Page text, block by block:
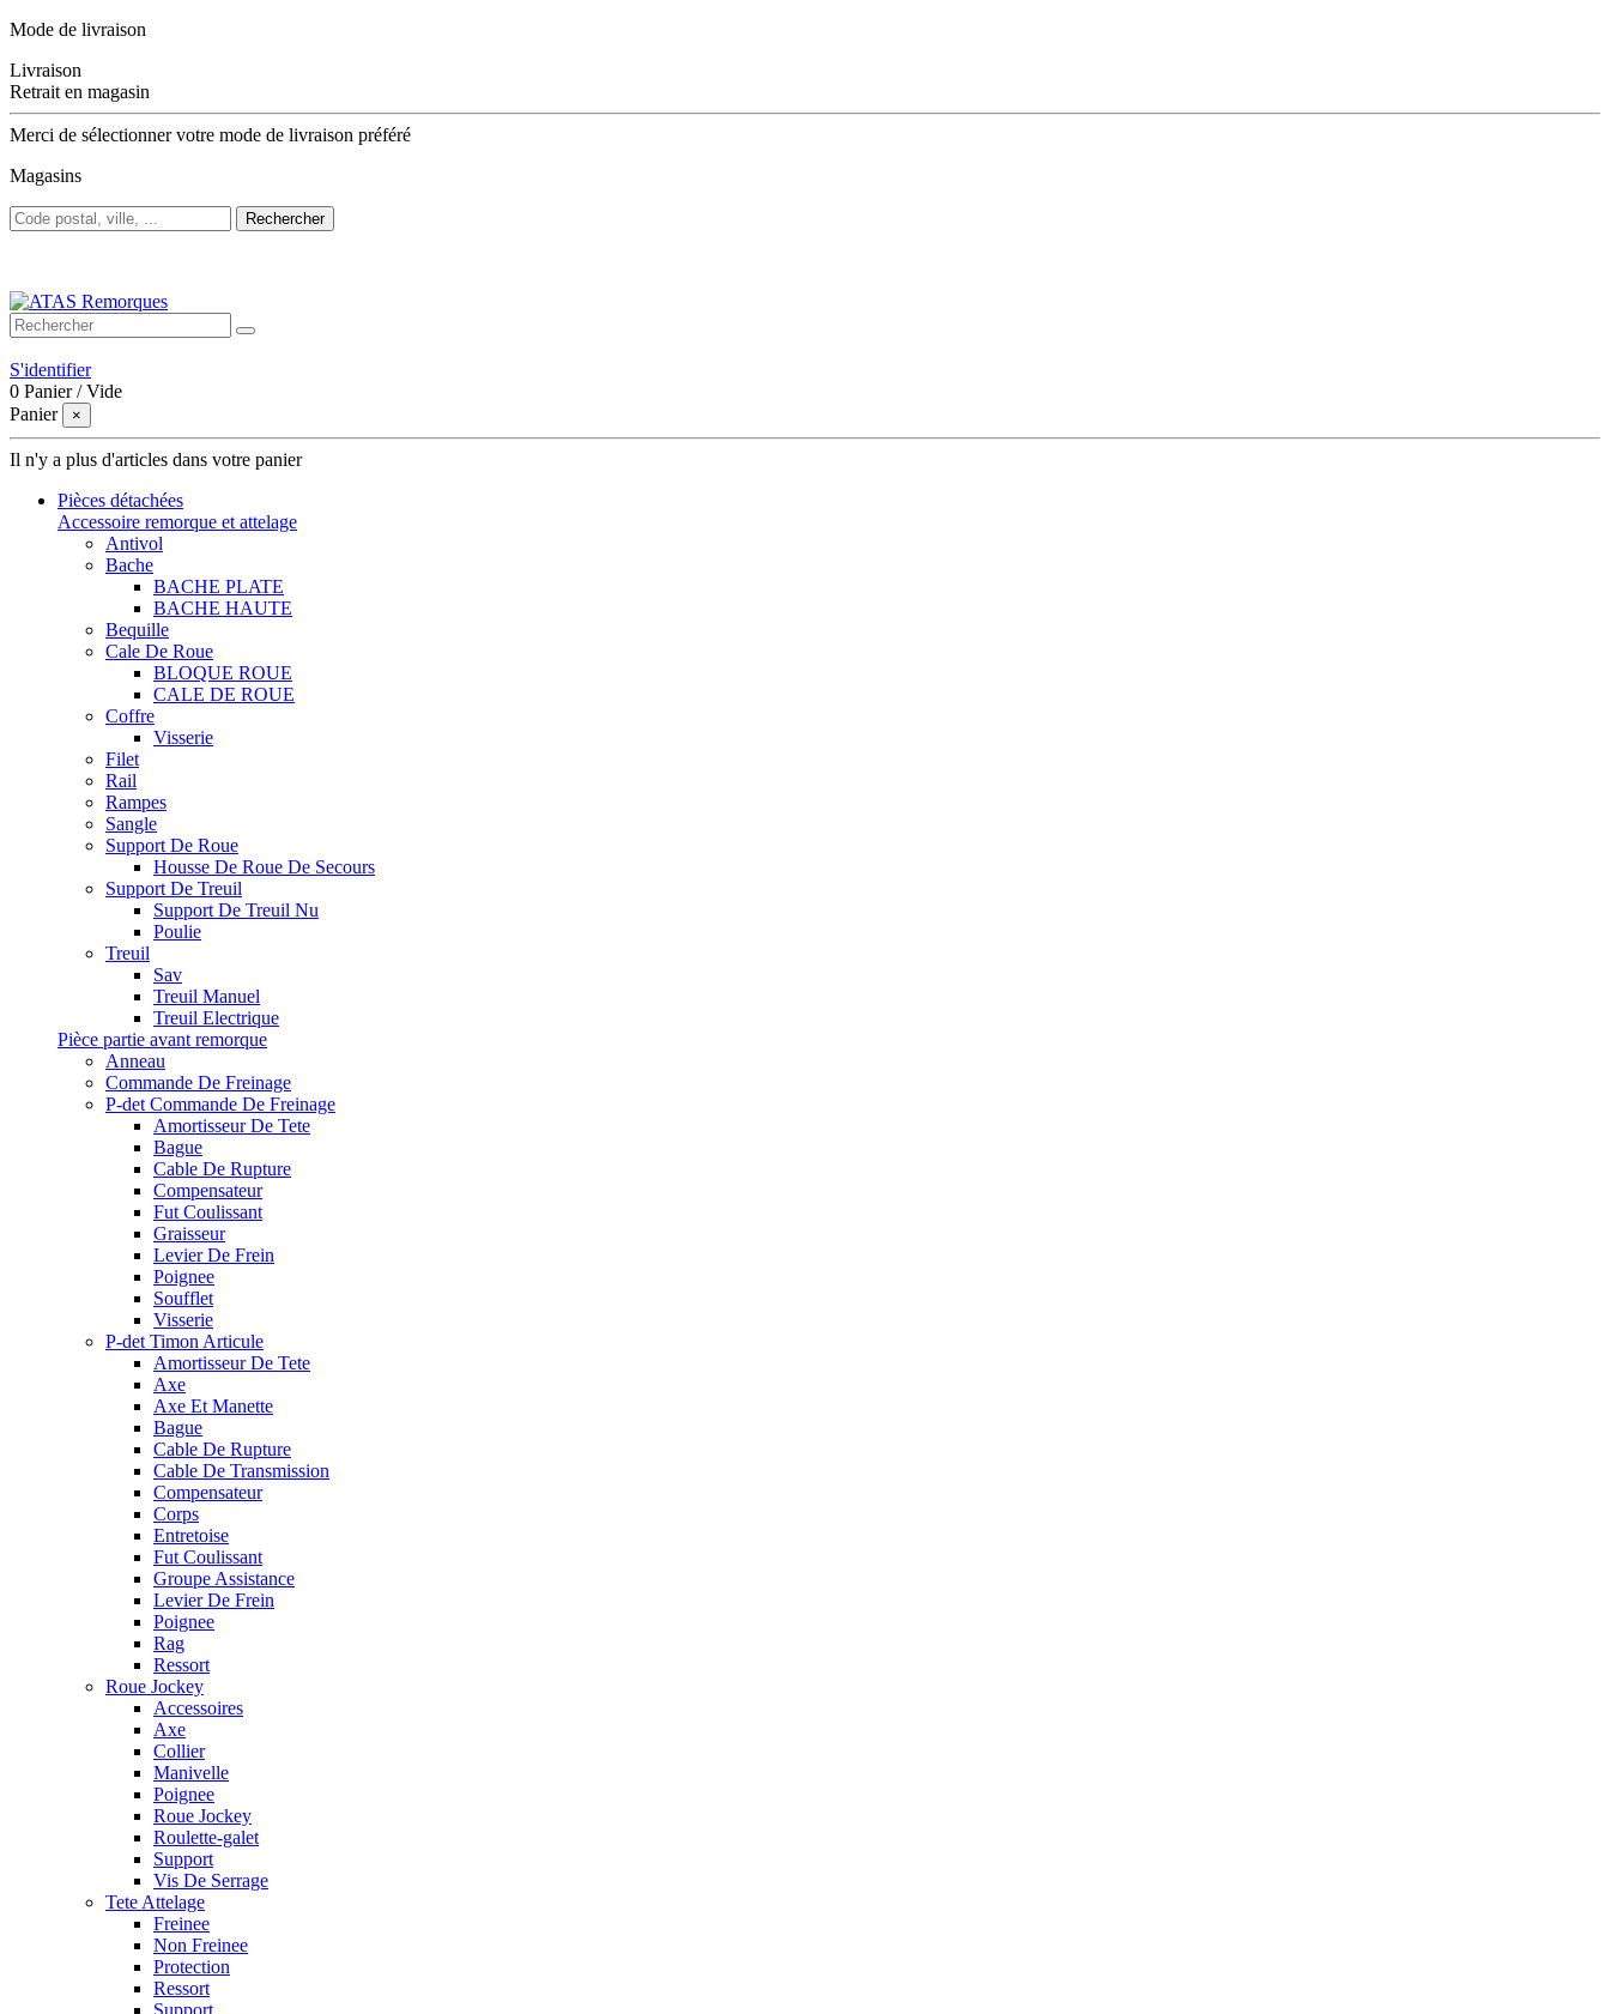
Mode de livraison
Livraison
Retrait en magasin
Merci de sélectionner votre mode de livraison préféré
Magasins
Rechercher
S'identifier
0 Panier /Vide
Panier
×
Il n'y a plus d'articles dans votre panier
Pièces détachées
Accessoire remorque et attelage
Antivol
Bache
BACHE PLATE
BACHE HAUTE
Bequille
Cale De Roue
BLOQUE ROUE
CALE DE ROUE
Coffre
Visserie
Filet
Rail
Rampes
Sangle
Support De Roue
Housse De Roue De Secours
Support De Treuil
Support De Treuil Nu
Poulie
Treuil
Sav
Treuil Manuel
Treuil Electrique
Pièce partie avant remorque
Anneau
Commande De Freinage
P-det Commande De Freinage
Amortisseur De Tete
Bague
Cable De Rupture
Compensateur
Fut Coulissant
Graisseur
Levier De Frein
Poignee
Soufflet
Visserie
P-det Timon Articule
Amortisseur De Tete
Axe
Axe Et Manette
Bague
Cable De Rupture
Cable De Transmission
Compensateur
Corps
Entretoise
Fut Coulissant
Groupe Assistance
Levier De Frein
Poignee
Rag
Ressort
Roue Jockey
Accessoires
Axe
Collier
Manivelle
Poignee
Roue Jockey
Roulette-galet
Support
Vis De Serrage
Tete Attelage
Freinee
Non Freinee
Protection
Ressort
Support